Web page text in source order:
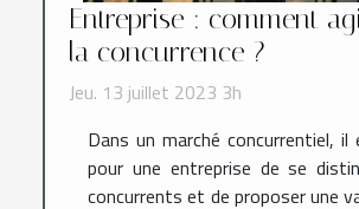
Entreprise : comment
la concurrence ?
Jeu. 13 juillet 2023 3h
Dans un marché concurrentiel,
pour une entreprise de se
concurrents et de proposer une